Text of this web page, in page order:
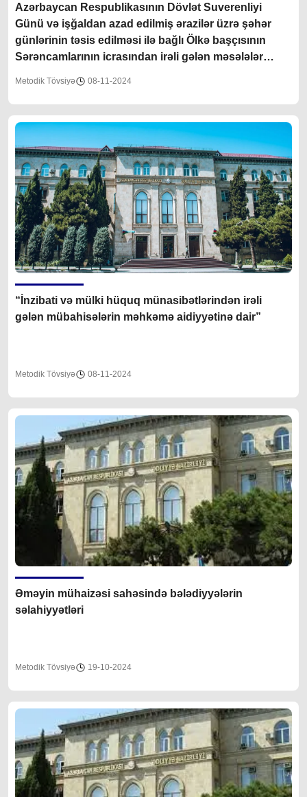
Azərbaycan Respublikasının Dövlət Suverenliyi
Günü və işğaldan azad edilmiş ərazilər üzrə şəhər
günlərinin təsis edilməsi ilə bağlı Ölkə başçısının
Sərəncamlarının icrasından irəli gələn məsələlər
Metodik Tövsiyə 08-11-2024
“İnzibati və mülki hüquq münasibətlərindən irəli
gələn mübahisələrin məhkəmə aidiyyətinə dair”
Metodik Tövsiyə 08-11-2024
Əməyin mühaizəsi sahəsində bələdiyyələrin
səlahiyyətləri
Metodik Tövsiyə 19-10-2024